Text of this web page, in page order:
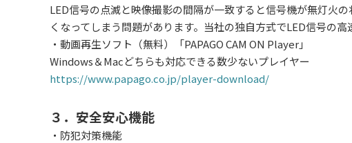
LED信号の点滅と映像撮影の間隔が一致すると信号機が無灯火
くなってしまう問題があります。当社の独自方式でLED信号の
・動画再生ソフト（無料）「PAPAGO CAM ON Player」
Windows＆Macどちらも対応できる数少ないプレイヤー
https://www.papago.co.jp/player-download/
３．安全安心機能
・防犯対策機能